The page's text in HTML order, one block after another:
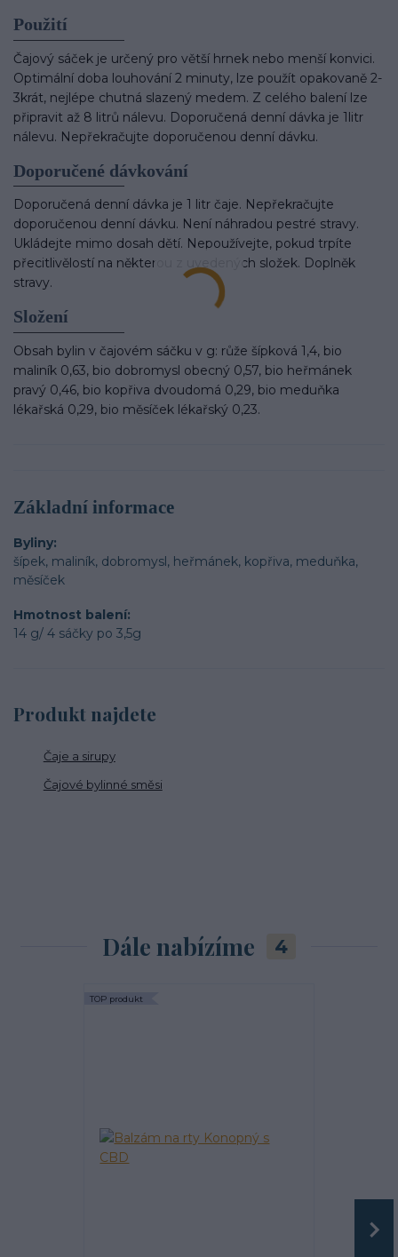
Použití
Čajový sáček je určený pro větší hrnek nebo menší konvici.
Optimální doba louhování 2 minuty, lze použít opakovaně 2-
3krát, nejlépe chutná slazený medem. Z celého balení lze
připravit až 8 litrů nálevu. Doporučená denní dávka je 1litr
nálevu. Nepřekračujte doporučenou denní dávku.
Doporučené dávkování
Doporučená denní dávka je 1 litr čaje. Nepřekračujte
doporučenou denní dávku. Není náhradou pestré stravy.
Ukládejte mimo dosah dětí. Nepoužívejte, pokud trpíte
přecitlivělostí na některou z uvedených složek. Doplněk
stravy.
Složení
Obsah bylin v čajovém sáčku v g: růže šípková 1,4, bio
maliník 0,63, bio dobromysl obecný 0,57, bio heřmánek
pravý 0,46, bio kopřiva dvoudomá 0,29, bio meduňka
lékařská 0,29, bio měsíček lékařský 0,23.
Základní informace
Byliny
šípek, maliník, dobromysl, heřmánek, kopřiva, meduňka,
měsíček
Hmotnost balení
14 g/ 4 sáčky po 3,5g
Produkt najdete
Čaje a sirupy
Čajové bylinné směsi
Dále nabízíme 4
TOP produkt